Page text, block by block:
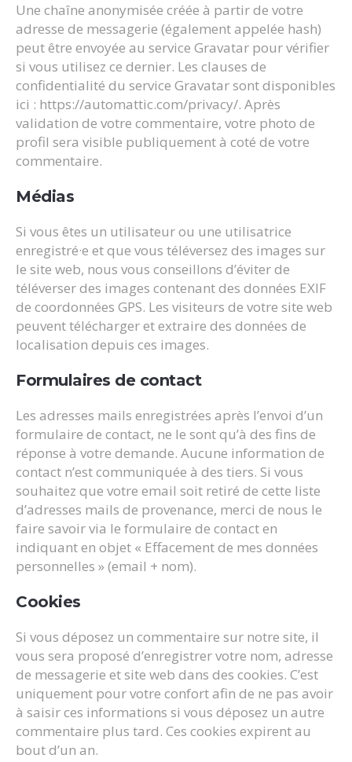
Une chaîne anonymisée créée à partir de votre
adresse de messagerie (également appelée hash)
peut être envoyée au service Gravatar pour vérifier
si vous utilisez ce dernier. Les clauses de
confidentialité du service Gravatar sont disponibles
ici : https://automattic.com/privacy/. Après
validation de votre commentaire, votre photo de
profil sera visible publiquement à coté de votre
commentaire.
Médias
Si vous êtes un utilisateur ou une utilisatrice
enregistré·e et que vous téléversez des images sur
le site web, nous vous conseillons d’éviter de
téléverser des images contenant des données EXIF
de coordonnées GPS. Les visiteurs de votre site web
peuvent télécharger et extraire des données de
localisation depuis ces images.
Formulaires de contact
Les adresses mails enregistrées après l’envoi d’un
formulaire de contact, ne le sont qu’à des fins de
réponse à votre demande. Aucune information de
contact n’est communiquée à des tiers. Si vous
souhaitez que votre email soit retiré de cette liste
d’adresses mails de provenance, merci de nous le
faire savoir via le formulaire de contact en
indiquant en objet « Effacement de mes données
personnelles » (email + nom).
Cookies
Si vous déposez un commentaire sur notre site, il
vous sera proposé d’enregistrer votre nom, adresse
de messagerie et site web dans des cookies. C’est
uniquement pour votre confort afin de ne pas avoir
à saisir ces informations si vous déposez un autre
commentaire plus tard. Ces cookies expirent au
bout d’un an.